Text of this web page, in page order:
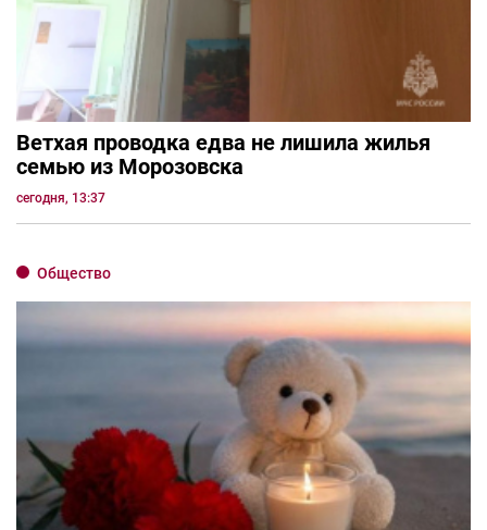
Ветхая проводка едва не лишила жилья
семью из Морозовска
сегодня, 13:37
Общество